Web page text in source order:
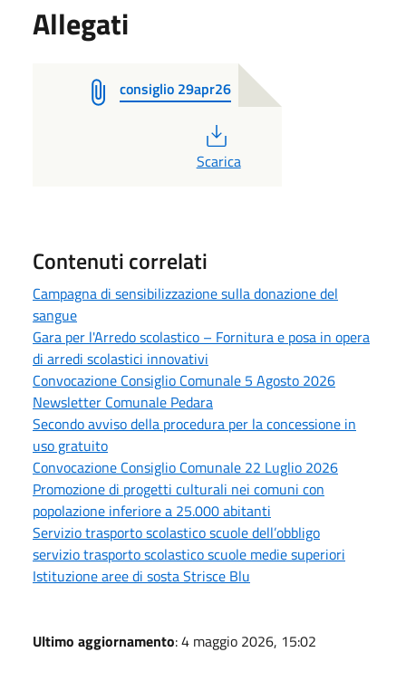
Allegati
consiglio 29apr26
Scarica
Contenuti correlati
Campagna di sensibilizzazione sulla donazione del
sangue
Gara per l'Arredo scolastico – Fornitura e posa in opera
di arredi scolastici innovativi
Convocazione Consiglio Comunale 5 Agosto 2026
Newsletter Comunale Pedara
Secondo avviso della procedura per la concessione in
uso gratuito
Convocazione Consiglio Comunale 22 Luglio 2026
Promozione di progetti culturali nei comuni con
popolazione inferiore a 25.000 abitanti
Servizio trasporto scolastico scuole dell’obbligo
servizio trasporto scolastico scuole medie superiori
Istituzione aree di sosta Strisce Blu
Ultimo aggiornamento: 4 maggio 2026, 15:02